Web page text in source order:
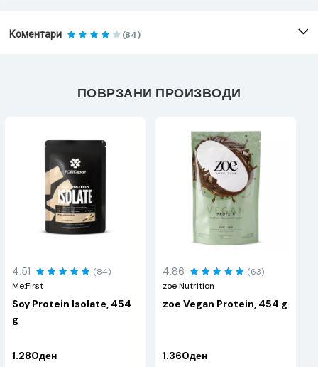
Коментари (84)
ПОВРЗАНИ ПРОИЗВОДИ
4.51
(84)
Me:First
Soy Protein Isolate, 454
g
1.280ден
4.86
(63)
zoe Nutrition
zoe Vegan Protein, 454 g
1.360ден